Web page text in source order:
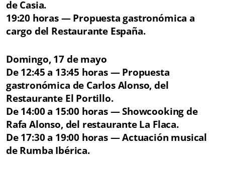
de Casia.
19:20 horas — Propuesta gastronómica a
cargo del Restaurante España.
Domingo, 17 de mayo
De 12:45 a 13:45 horas — Propuesta
gastronómica de Carlos Alonso, del
Restaurante El Portillo.
De 14:00 a 15:00 horas — Showcooking de
Rafa Alonso, del restaurante La Flaca.
De 17:30 a 19:00 horas — Actuación musical
de Rumba Ibérica.